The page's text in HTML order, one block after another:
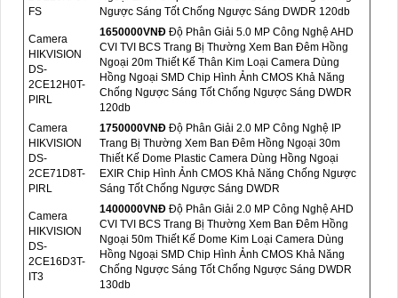
FS
Ngược Sáng Tốt Chống Ngược Sáng DWDR 120db
Camera
HIKVISION
DS-
2CE12H0T-
PIRL
1650000VNÐ Độ Phân Giải 5.0 MP Công Nghệ AHD
CVI TVI BCS Trang Bị Thường Xem Ban Đêm Hồng
Ngoại 20m Thiết Kế Thân Kim Loại Camera Dùng
Hồng Ngoại SMD Chip Hình Ảnh CMOS Khả Năng
Chống Ngược Sáng Tốt Chống Ngược Sáng DWDR
120db
Camera
HIKVISION
DS-
2CE71D8T-
PIRL
1750000VNÐ Độ Phân Giải 2.0 MP Công Nghệ IP
Trang Bị Thường Xem Ban Đêm Hồng Ngoại 30m
Thiết Kế Dome Plastic Camera Dùng Hồng Ngoại
EXIR Chip Hình Ảnh CMOS Khả Năng Chống Ngược
Sáng Tốt Chống Ngược Sáng DWDR
Camera
HIKVISION
DS-
2CE16D3T-
IT3
1400000VNÐ Độ Phân Giải 2.0 MP Công Nghệ AHD
CVI TVI BCS Trang Bị Thường Xem Ban Đêm Hồng
Ngoại 50m Thiết Kế Dome Kim Loại Camera Dùng
Hồng Ngoại SMD Chip Hình Ảnh CMOS Khả Năng
Chống Ngược Sáng Tốt Chống Ngược Sáng DWDR
130db